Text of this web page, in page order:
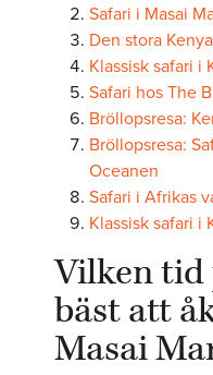
Safari i Masai
Den stora
Klassisk safari i
Safari hos The
Bröllopsresa:
Bröllopsresa:
Oceanen
Safari i Afrikas
Klassisk safari i
Vilken tid
bäst att
Masai